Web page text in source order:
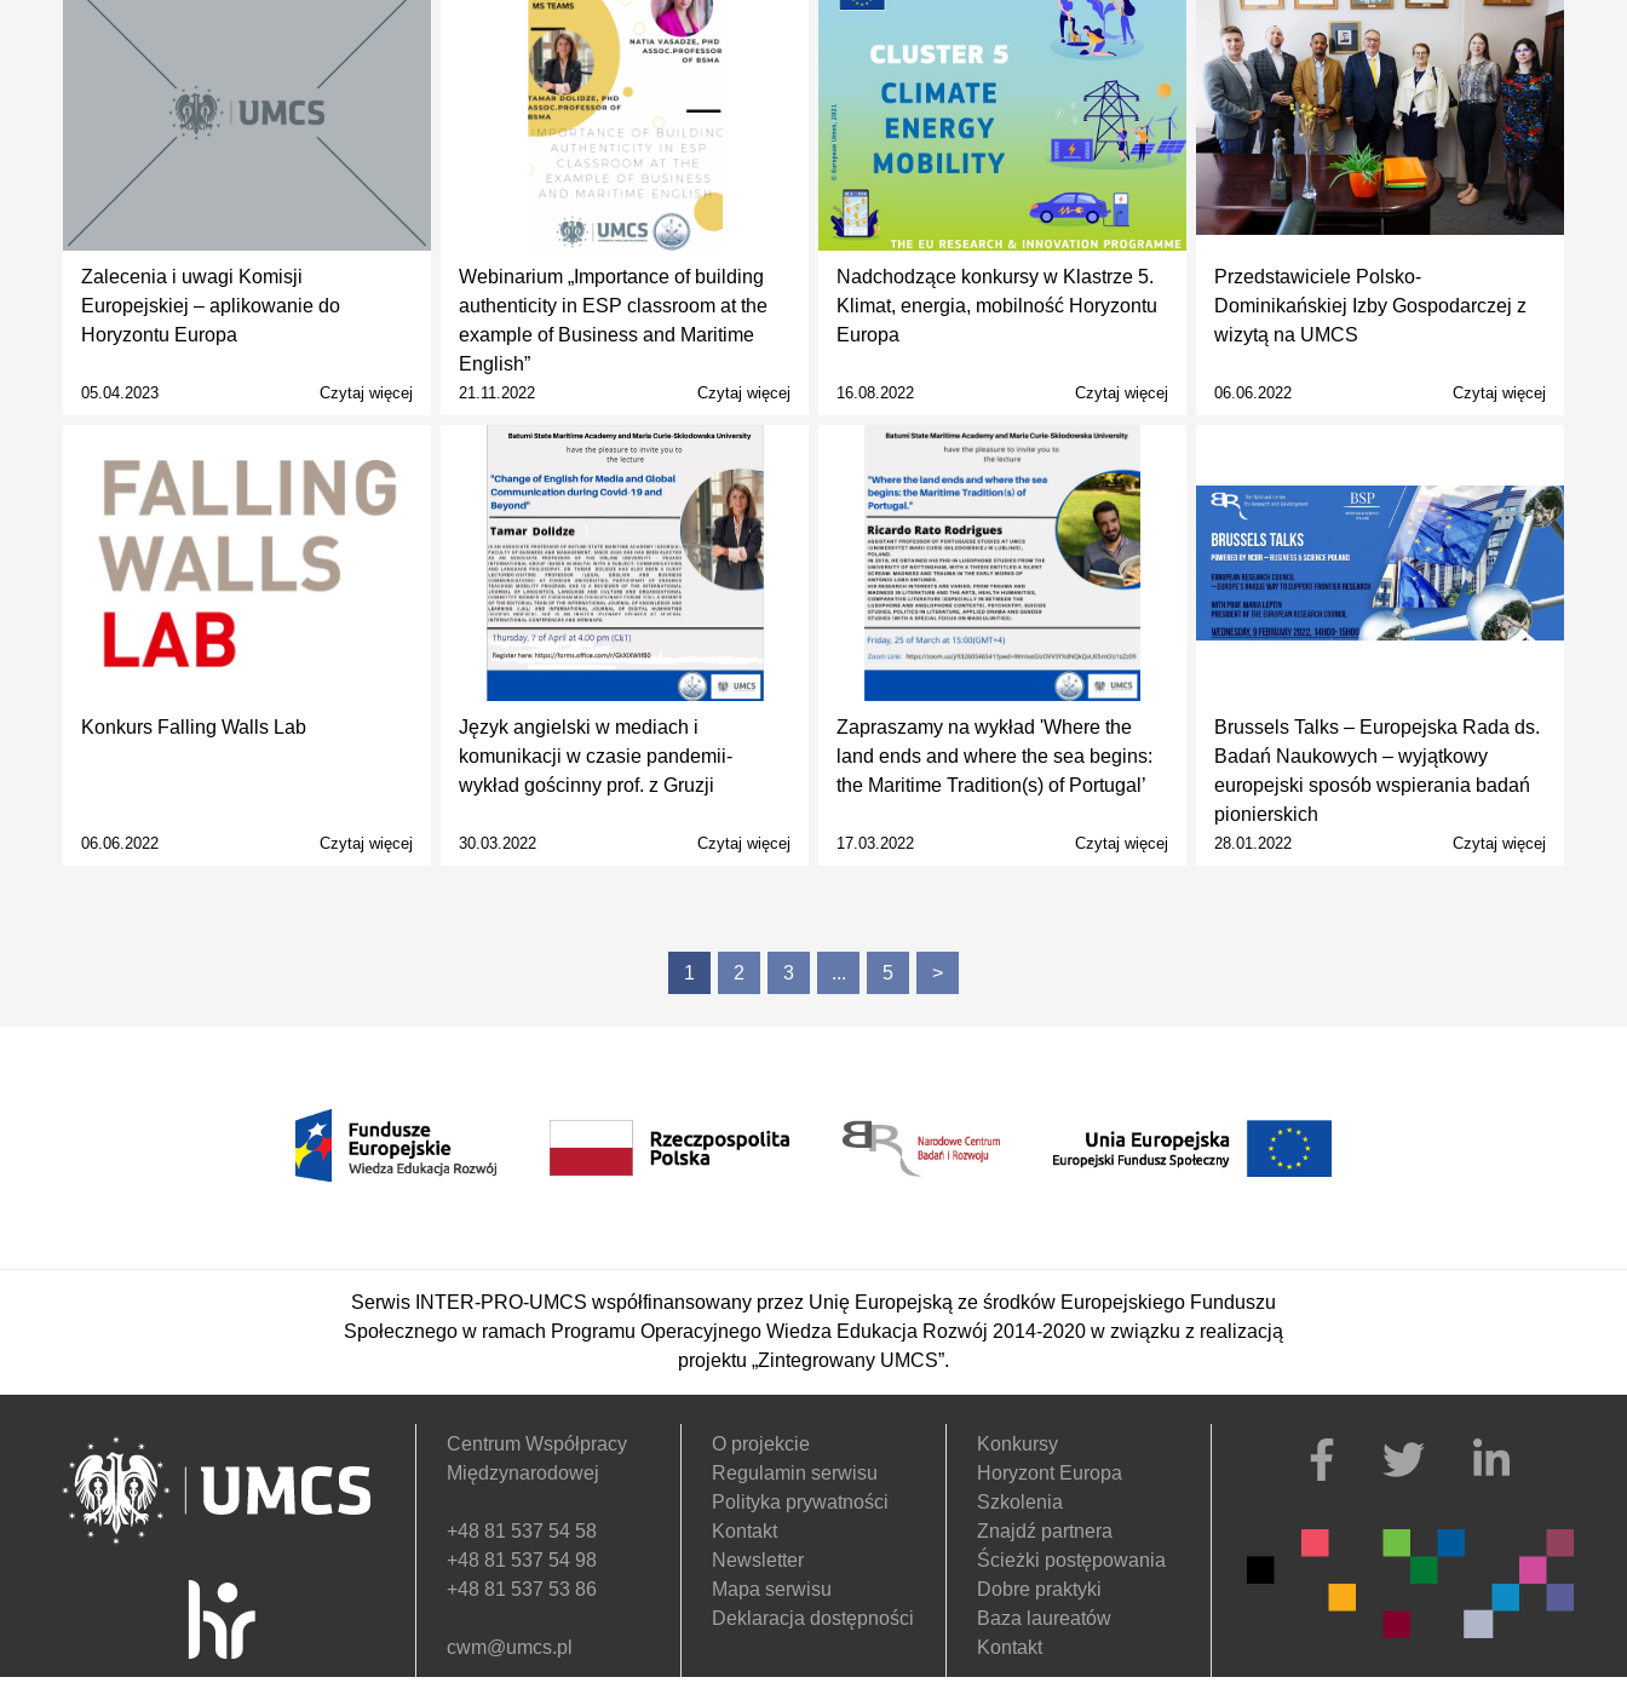
Zalecenia i uwagi Komisji
Europejskiej – aplikowanie do
Horyzontu Europa
05.04.2023 Czytaj więcej
Webinarium „Importance of building
authenticity in ESP classroom at the
example of Business and Maritime
English”
21.11.2022 Czytaj więcej
Nadchodzące konkursy w Klastrze 5.
Klimat, energia, mobilność Horyzontu
Europa
16.08.2022 Czytaj więcej
Przedstawiciele Polsko-
Dominikańskiej Izby Gospodarczej z
wizytą na UMCS
06.06.2022 Czytaj więcej
Konkurs Falling Walls Lab
06.06.2022 Czytaj więcej
Język angielski w mediach i
komunikacji w czasie pandemii-
wykład gościnny prof. z Gruzji
30.03.2022 Czytaj więcej
Zapraszamy na wykład 'Where the
land ends and where the sea begins:
the Maritime Tradition(s) of Portugal’
17.03.2022 Czytaj więcej
Brussels Talks – Europejska Rada ds.
Badań Naukowych – wyjątkowy
europejski sposób wspierania badań
pionierskich
28.01.2022 Czytaj więcej
1 2 3 ... 5 >
Serwis INTER-PRO-UMCS współfinansowany przez Unię Europejską ze środków Europejskiego Funduszu
Społecznego w ramach Programu Operacyjnego Wiedza Edukacja Rozwój 2014-2020 w związku z realizacją
projektu „Zintegrowany UMCS”.
Centrum Współpracy
Międzynarodowej
+48 81 537 54 58
+48 81 537 54 98
+48 81 537 53 86
cwm@umcs.pl
O projekcie
Regulamin serwisu
Polityka prywatności
Kontakt
Newsletter
Mapa serwisu
Deklaracja dostępności
Konkursy
Horyzont Europa
Szkolenia
Znajdź partnera
Ścieżki postępowania
Dobre praktyki
Baza laureatów
Kontakt